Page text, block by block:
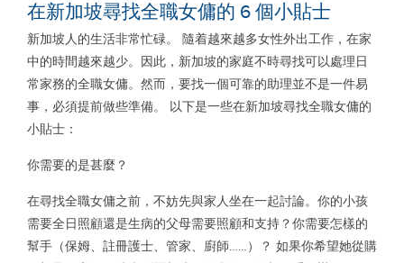
在新加坡尋找全職女傭的 6 個小貼士
新加坡人的生活非常忙碌。 隨着越來越多女性外出工作，在家
中的時間越來越少。因此，新加坡的家庭不時尋找可以處理日
常家務的全職女傭。然而，要找一個可靠的助理並不是一件易
事，必須提前做些準備。 以下是一些在新加坡尋找全職女傭的
小貼士：
你需要的是甚麼？
在尋找全職女傭之前，不妨先與家人坐在一起討論。你的小孩
需要全日照顧還是生病的父母需要照顧和支持？你需要怎樣的
幫手（保姆、註冊護士、管家、廚師……）？ 如果你希望她從購